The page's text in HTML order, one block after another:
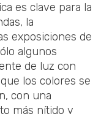
es clave para la
la
exposiciones de
algunos
de luz con
los colores se
con una
más nítido y